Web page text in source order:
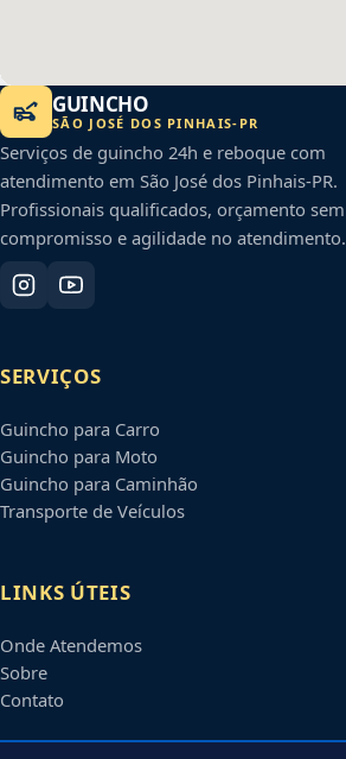
GUINCHO
SÃO JOSÉ DOS PINHAIS- PR
Serviços de guincho 24h e reboque com
atendimento em São José dos Pinhais-PR.
Profissionais qualificados, orçamento sem
compromisso e agilidade no atendimento.
SERVIÇOS
Guincho para Carro
Guincho para Moto
Guincho para Caminhão
Transporte de Veículos
LINKS ÚTEIS
Onde Atendemos
Sobre
Contato